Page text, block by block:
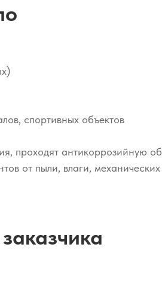
спортивных объектов
проходят антикоррозийную
от пыли, влаги, механических